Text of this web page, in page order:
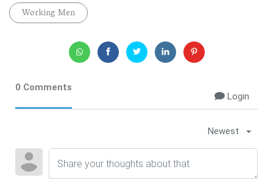
Working Men
0 Comments
Login
Newest